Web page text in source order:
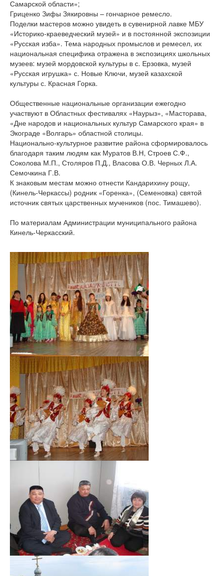
Самарской области»;
Гриценко Зифы Зякировны – гончарное ремесло.
Поделки мастеров можно увидеть в сувенирной лавке МБУ
«Историко-краеведческий музей» и в постоянной экспозиции
«Русская изба». Тема народных промыслов и ремесел, их
национальная специфика отражена в экспозициях школьных
музеев: музей мордовской культуры в с. Ерзовка, музей
«Русская игрушка» с. Новые Ключи, музей казахской
культуры с. Красная Горка.
Общественные национальные организации ежегодно
участвуют в Областных фестивалях «Наурыз», «Масторава,
«Дне народов и национальных культур Самарского края» в
Экограде «Волгарь» областной столицы.
Национально-культурное развитие района сформировалось
благодаря таким людям как Муратов В.Н, Строев С.Ф.,
Соколова М.П., Столяров П.Д., Власова О.В. Черных Л.А.
Семочкина Г.В.
К знаковым местам можно отнести Кандарихину рощу,
(Кинель-Черкассы) родник «Горенка», (Семеновка) святой
источник святых царственных мучеников (пос. Тимашево).
По материалам Администрации муниципального района
Кинель-Черкасский.